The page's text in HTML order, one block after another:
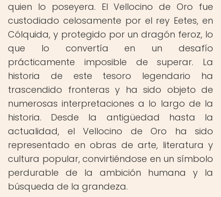
quien lo poseyera. El Vellocino de Oro fue
custodiado celosamente por el rey Eetes, en
Cólquida, y protegido por un dragón feroz, lo
que lo convertía en un desafío
prácticamente imposible de superar. La
historia de este tesoro legendario ha
trascendido fronteras y ha sido objeto de
numerosas interpretaciones a lo largo de la
historia. Desde la antigüedad hasta la
actualidad, el Vellocino de Oro ha sido
representado en obras de arte, literatura y
cultura popular, convirtiéndose en un símbolo
perdurable de la ambición humana y la
búsqueda de la grandeza.